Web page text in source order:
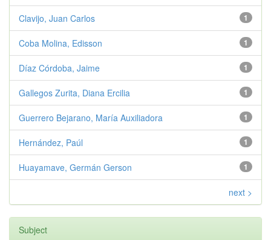
1
Clavijo, Juan Carlos
1
Coba Molina, Edisson
1
Díaz Córdoba, Jaime
1
Gallegos Zurita, Diana Ercilia
1
Guerrero Bejarano, María Auxiliadora
1
Hernández, Paúl
1
Huayamave, Germán Gerson
next >
Subject